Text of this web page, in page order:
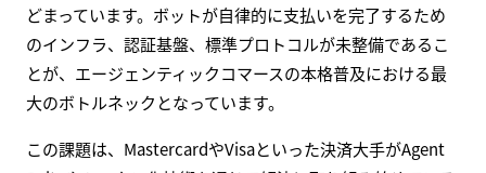
どまっています。ボットが自律的に支払いを完了するため
のインフラ、認証基盤、標準プロトコルが未整備であるこ
とが、エージェンティックコマースの本格普及における最
大のボトルネックとなっています。
この課題は、MastercardやVisaといった決済大手がAgent